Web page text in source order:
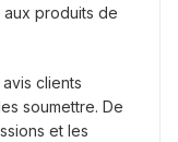
produits de
clients
soumettre. De
et les